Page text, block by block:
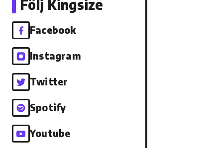
Följ Kingsize
Facebook
Instagram
Twitter
Spotify
Youtube